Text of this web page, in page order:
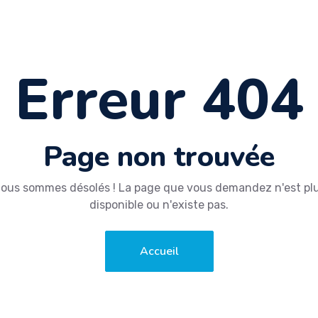
Erreur 404
Page non trouvée
sommes désolés ! La page que vous demandez n'est
disponible ou n'existe pas.
Accueil